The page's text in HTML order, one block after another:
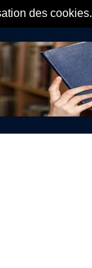
des cookies.